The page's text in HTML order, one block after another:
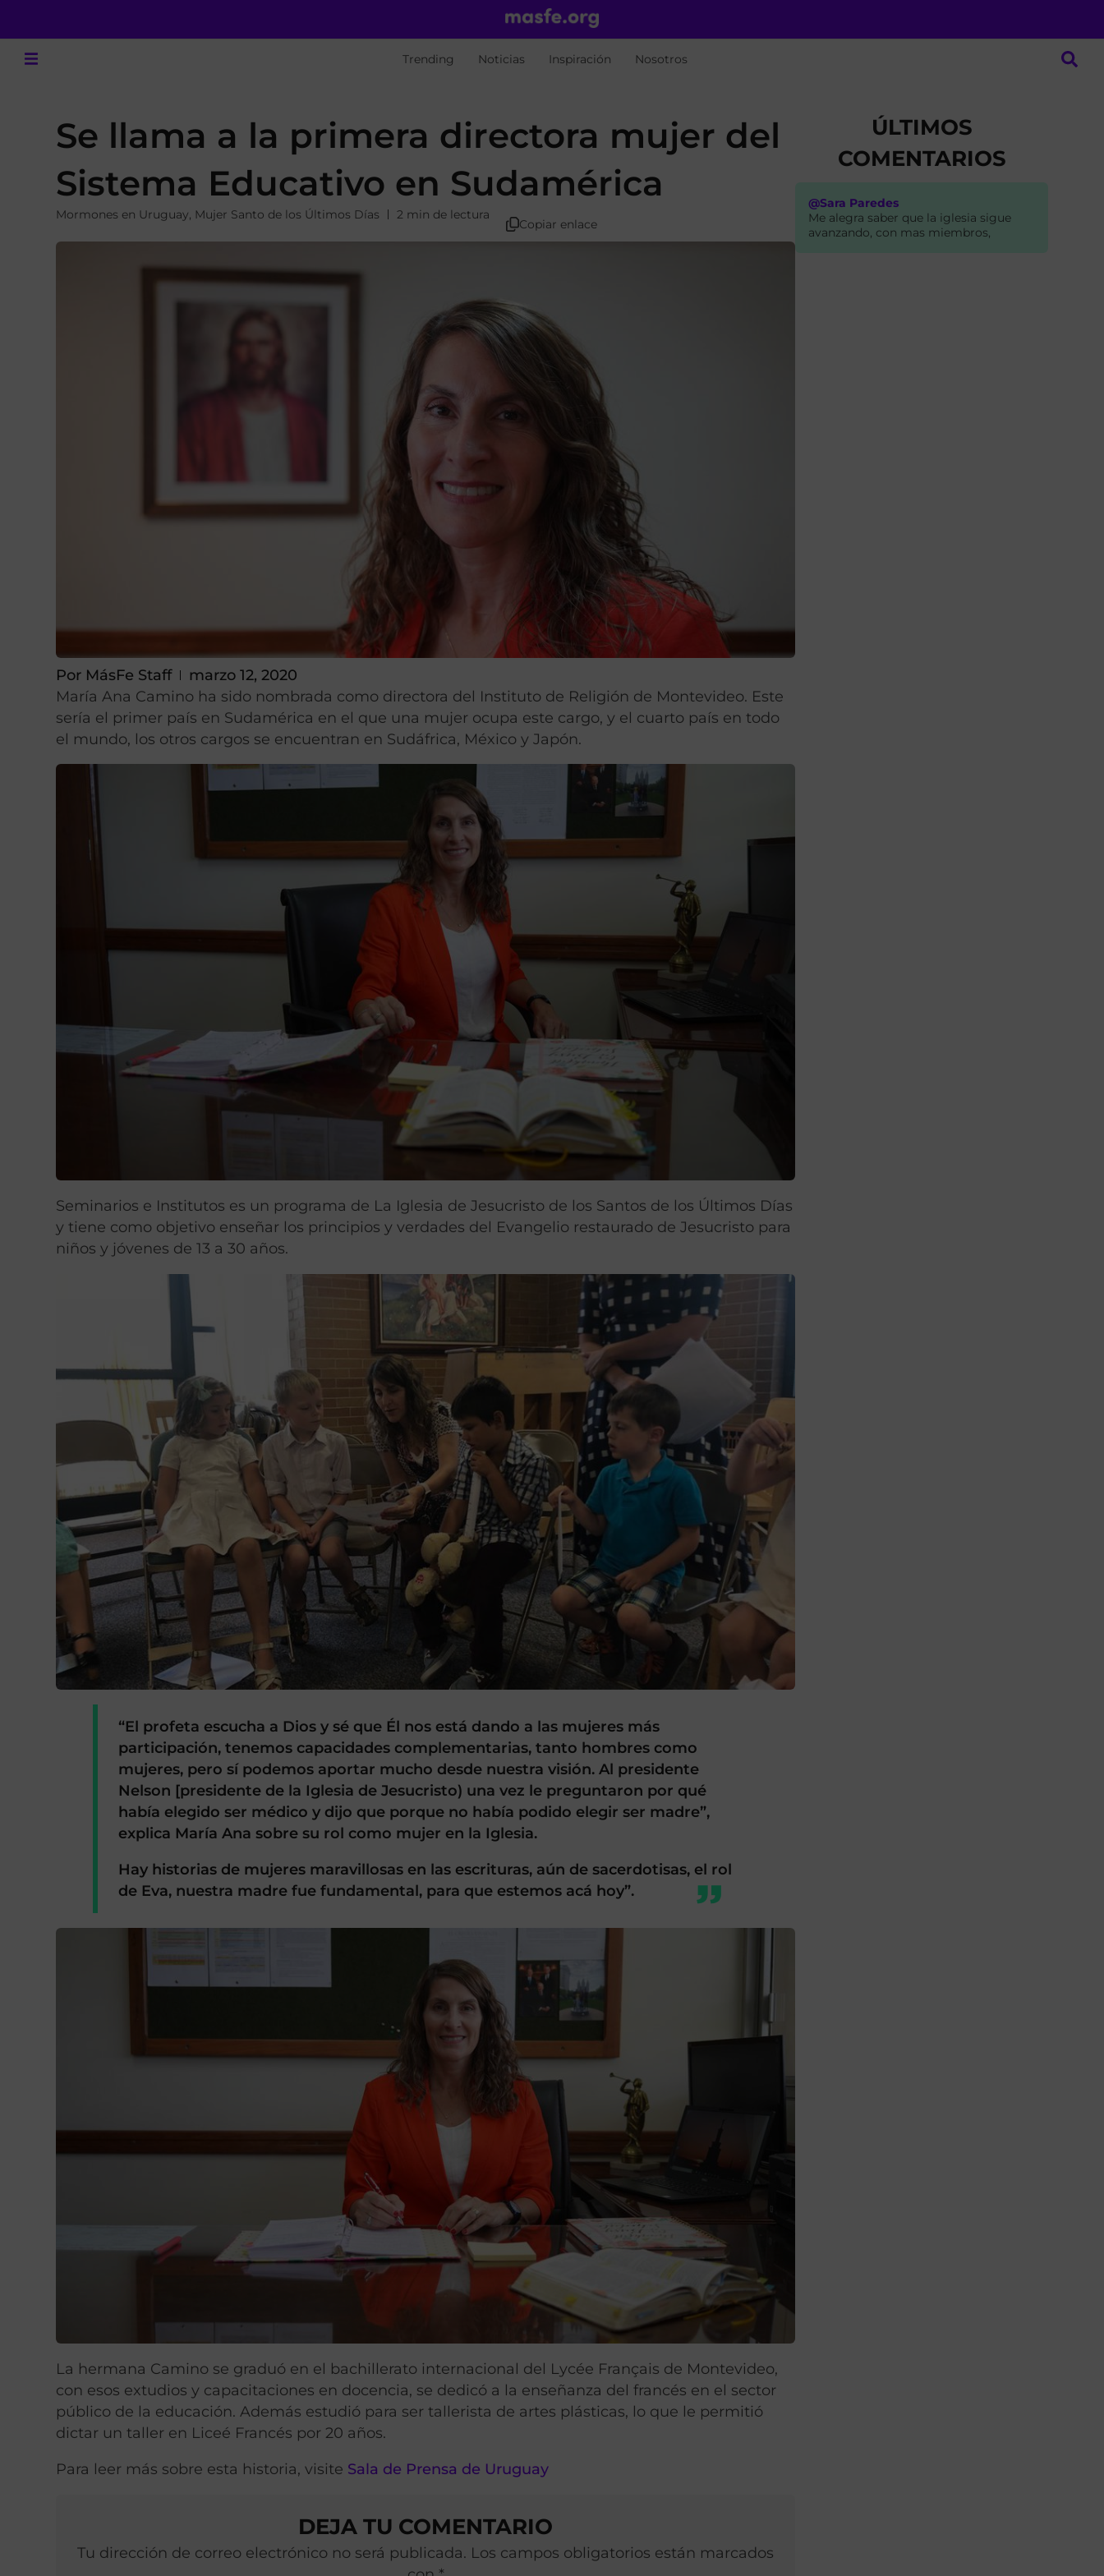
Trending Noticias Inspiración Nosotros
Se llama a la primera directora mujer del
Sistema Educativo en Sudamérica
Mormones en Uruguay, Mujer Santo de los Últimos Días 2 min de lectura
Copiar enlace
Por MásFe Staff
marzo 12, 2020
María Ana Camino ha sido nombrada como directora del Instituto de Religión de Montevideo. Este
sería el primer país en Sudamérica en el que una mujer ocupa este cargo, y el cuarto país en todo
el mundo, los otros cargos se encuentran en Sudáfrica, México y Japón.
Seminarios e Institutos es un programa de La Iglesia de Jesucristo de los Santos de los Últimos Días
y tiene como objetivo enseñar los principios y verdades del Evangelio restaurado de Jesucristo para
niños y jóvenes de 13 a 30 años.
“El profeta escucha a Dios y sé que Él nos está dando a las mujeres más
participación, tenemos capacidades complementarias, tanto hombres como
mujeres, pero sí podemos aportar mucho desde nuestra visión. Al presidente
Nelson [presidente de la Iglesia de Jesucristo) una vez le preguntaron por qué
había elegido ser médico y dijo que porque no había podido elegir ser madre”,
explica María Ana sobre su rol como mujer en la Iglesia.
Hay historias de mujeres maravillosas en las escrituras, aún de sacerdotisas, el rol
de Eva, nuestra madre fue fundamental, para que estemos acá hoy”.
La hermana Camino se graduó en el bachillerato internacional del Lycée Français de Montevideo,
con esos extudios y capacitaciones en docencia, se dedicó a la enseñanza del francés en el sector
público de la educación. Además estudió para ser tallerista de artes plásticas, lo que le permitió
dictar un taller en Liceé Francés por 20 años.
Para leer más sobre esta historia, visite Sala de Prensa de Uruguay
DEJA TU COMENTARIO
Tu dirección de correo electrónico no será publicada. Los campos obligatorios están marcados
ÚLTIMOS
COMENTARIOS
@Sara Paredes
Me alegra saber que la iglesia sigue
avanzando, con mas miembros,